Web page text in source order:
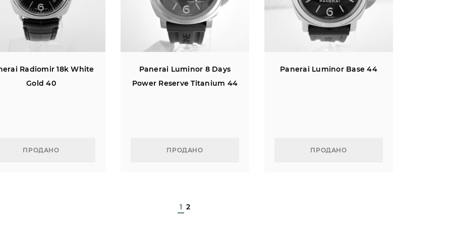
Radiomir 18k White
Gold 40
ПРОДАНО
Panerai Luminor 8 Days
Power Reserve Titanium 44
ПРОДАНО
Panerai Luminor Base 44
ПРОДАНО
1 2